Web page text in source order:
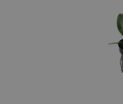
Deze kunstplant is nauwelijks